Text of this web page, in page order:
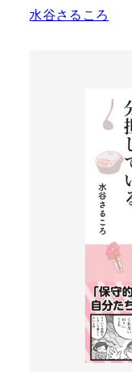
水谷さるころ